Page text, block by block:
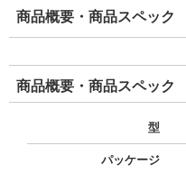
商品概要・商品スペック
商品概要・商品スペック
型
パッケージ